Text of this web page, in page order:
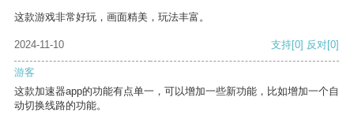
这款游戏非常好玩，画面精美，玩法丰富。
2024-11-10 支持[0] 反对[0]
游客
这款加速器app的功能有点单一，可以增加一些新功能，比如增加一个自
动切换线路的功能。